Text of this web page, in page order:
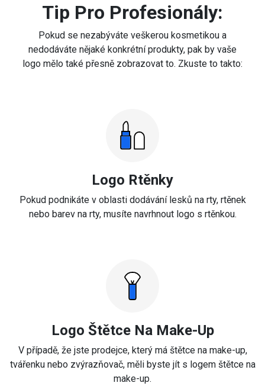
Tip Pro Profesionály:
Pokud se nezabýváte veškerou kosmetikou a
nedodáváte nějaké konkrétní produkty, pak by vaše
logo mělo také přesně zobrazovat to. Zkuste to takto:
Logo Rtěnky
Pokud podnikáte v oblasti dodávání lesků na rty, rtěnek
nebo barev na rty, musíte navrhnout logo s rtěnkou.
Logo Štětce Na Make-Up
V případě, že jste prodejce, který má štětce na make-up,
tvářenku nebo zvýrazňovač, měli byste jít s logem štětce na
make-up.